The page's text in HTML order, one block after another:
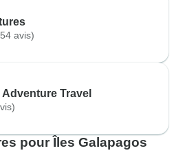
avis)
Adventure Travel
pour Îles Galapagos